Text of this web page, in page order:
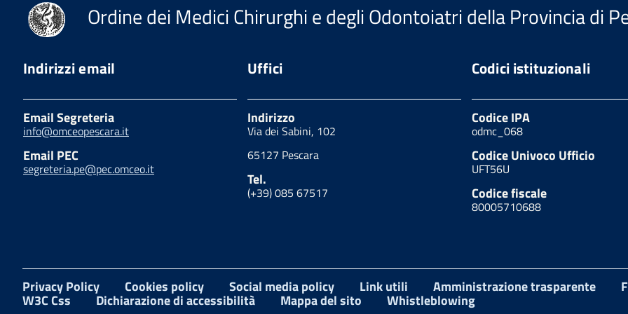
Ordine dei Medici Chirurghi e degli Odontoiatri della Provincia di
Indirizzi email
Email Segreteria
info@omceopescara.it
Email PEC
segreteria.pe@pec.omceo.it
Uffici
Indirizzo
Via dei Sabini, 102
65127 Pescara
Tel.
(+39) 085 67517
Codici istituzionali
Codice IPA
odmc_068
Codice Univoco Ufficio
UFT56U
Codice fiscale
80005710688
Privacy Policy Cookies policy Social media policy Link utili Amministrazione trasparente
W3C Css Dichiarazione di accessibilità Mappa del sito Whistleblowing